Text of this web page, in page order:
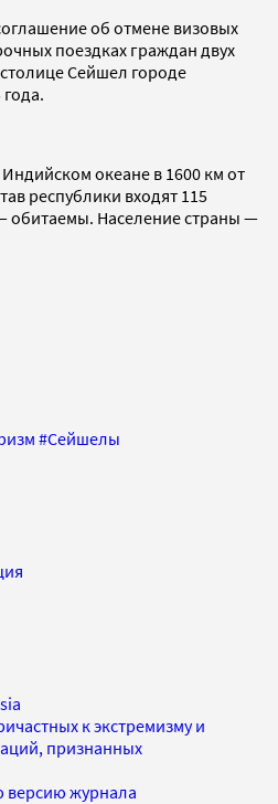
об отмене визовых
поездках граждан двух
Сейшел городе
океане в 1600 км от
республики входят 115
обитаемы. Население страны —
#Сейшелы
к экстремизму и
признанных
версию журнала